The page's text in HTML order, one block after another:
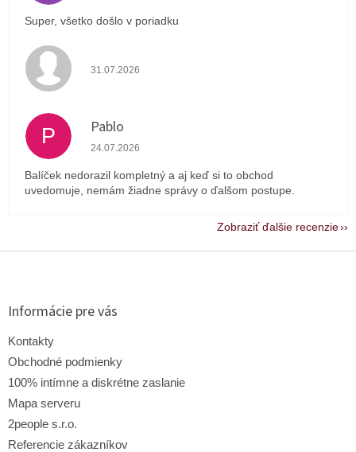
Super, všetko došlo v poriadku
Hodnotenie obchodu je 4 z 5 hviezdičiek.
31.07.2026
P Pablo
Hodnotenie obchodu je 1 z 5 hviezdičiek.
24.07.2026
Balíček nedorazil kompletný a aj keď si to obchod
uvedomuje, nemám žiadne správy o ďalšom postupe.
Zobraziť ďalšie recenzie
Z
Informácie pre vás
Kontakty
Obchodné podmienky
100% intímne a diskrétne zaslanie
Mapa serveru
2people s.r.o.
Referencie zákazníkov